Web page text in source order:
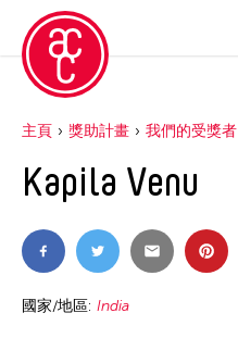
主頁 獎助計畫 我們的受獎者
Kapila Venu
國家/地區: India